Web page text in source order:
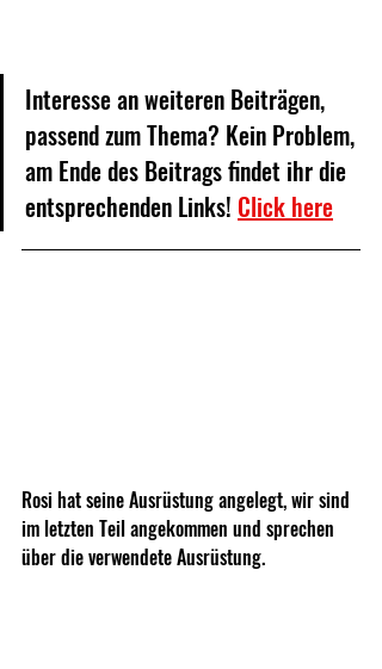
Interesse an weiteren Beiträgen,
passend zum Thema? Kein Problem,
am Ende des Beitrags findet ihr die
entsprechenden Links! Click here
Rosi hat seine Ausrüstung angelegt, wir sind
im letzten Teil angekommen und sprechen
über die verwendete Ausrüstung.